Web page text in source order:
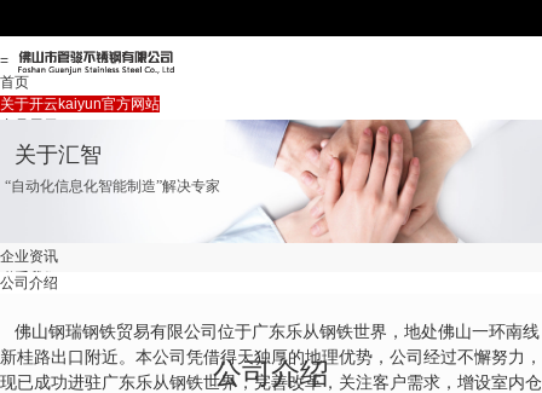
=
首页
关于开云kaiyun官方网站
企业资讯
联系我们
首页
企业资讯
联系我们
关于汇智
“自动化信息化智能制造”解决专家
公司介绍
成功案例
合作流程
公司介绍
佛山钢瑞钢铁贸易有限公司位于广东乐从钢铁世界，地处佛山一环南线
新桂路出口附近。本公司凭借得天独厚的地理优势，公司经过不懈努力，
现已成功进驻广东乐从钢铁世界，完善改革，关注客户需求，增设室内仓